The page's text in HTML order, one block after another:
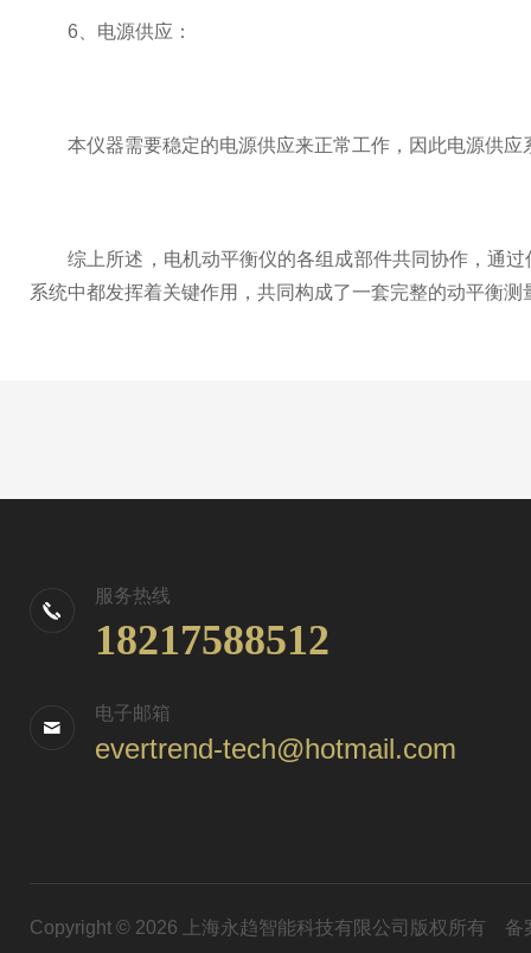
6、电源供应：
本仪器需要稳定的电源供应来正常工作，因此电源供应
综上所述，电机动平衡仪的各组成部件共同协作，通过
系统中都发挥着关键作用，共同构成了一套完整的动平衡测
服务热线
18217588512
电子邮箱
evertrend-tech@hotmail.com
Copyright © 2026 上海永趋智能科技有限公司版权所有 备